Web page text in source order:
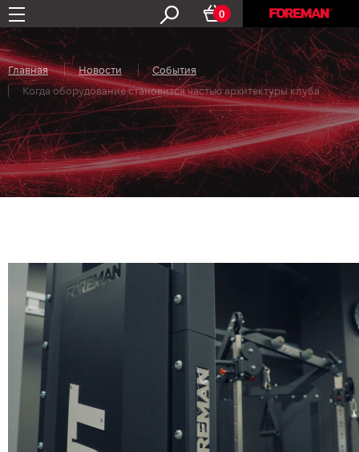
0
Главная Новости
События
Когда оборудование становится частью архитектуры клуба